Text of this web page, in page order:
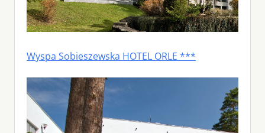
Wyspa Sobieszewska HOTEL ORLE ***